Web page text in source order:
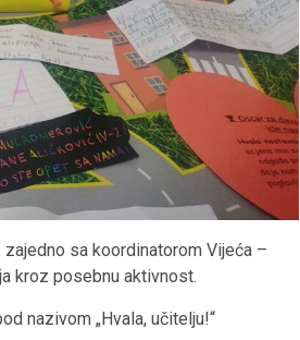
sa koordinatorom Vijeća –
kroz posebnu aktivnost.
nazivom „Hvala, učitelju!“